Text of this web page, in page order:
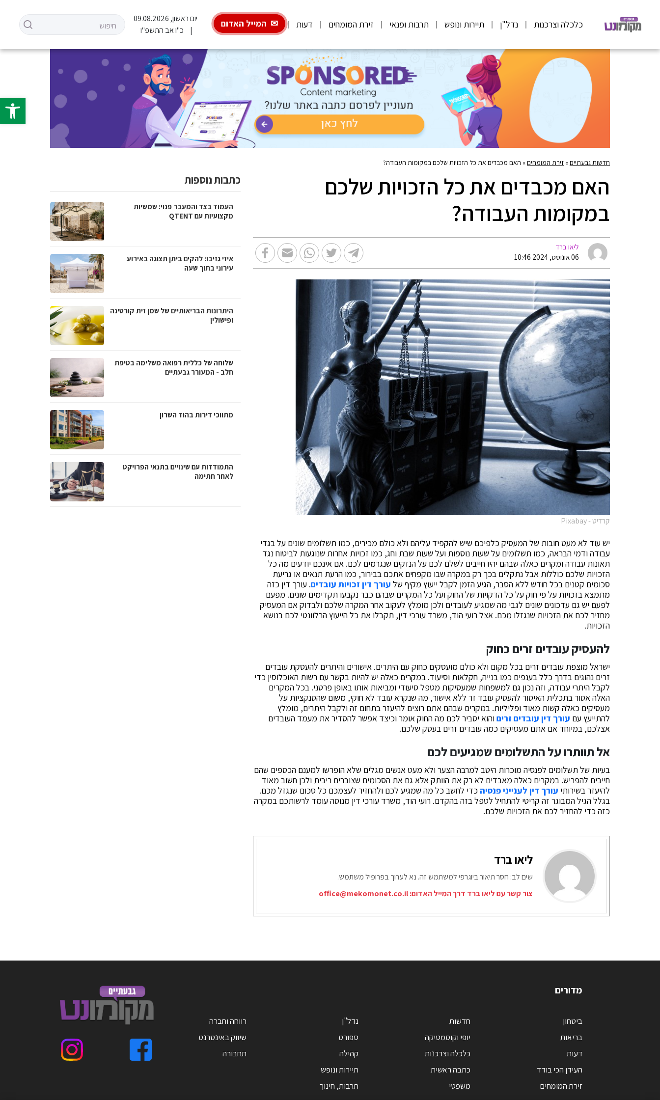
פתח
כלכלה וצרכנות נדל"ן תיירות ונופש תרבות ופנאי זירת המומחים דעות המייל האדום
יום ראשון, 09.08.2026
כ"ו אב התשפ"ו
חדשות גבעתיים» זירת המומחים» האם מכבדים את כל הזכויות שלכם במקומות העבודה?
האם מכבדים את כל הזכויות שלכם
במקומות העבודה?
ליאו ברד
06 אוגוסט, 2024 10:46
קרדיט - Pixabay
יש עוד לא מעט חובות של המעסיק כלפיכם שיש להקפיד עליהם ולא כולם מכירים, כמו תשלומים שונים על בגדי
עבודה ודמי הבראה, כמו תשלומים על שעות נוספות ועל שעות שבת וחג, כמו זכויות אחרות שנוגעות לביטוח נגד
תאונות עבודה ומקרים כאלה שבהם יהיו חייבים לשלם לכם על הנזקים שנגרמים לכם. אם אינכם יודעים מה כל
הזכויות שלכם כוללות אבל נתקלים בכך רק במקרה שבו מקפחים אתכם בבירור, כמו הרעת תנאים או גריעת
סכומים קטנים בכל חודש ללא הסבר, הגיע הזמן לקבל ייעוץ מקיף של עורך דין זכויות עובדים. עורך דין כזה
מתמצא בזכויות על פי חוק על כל הדקויות של החוק ועל כל המקרים שבהם כבר נקבעו תקדימים שונים. מפעם
לפעם יש גם עדכונים שונים לגבי מה שמגיע לעובדים ולכן מומלץ לעקוב אחר המקרה שלכם ולבדוק אם המעסיק
מחזיר לכם את הזכויות שנגזלו מכם. אצל רועי הוד, משרד עורכי דין, תקבלו את כל הייעוץ הרלוונטי לכם בנושא
הזכויות.
להעסיק עובדים זרים כחוק
ישראל מוצפת עובדים זרים בכל מקום ולא כולם מועסקים כחוק עם היתרים. אישורים והיתרים להעסקת עובדים
זרים נהוגים בדרך כלל בענפים כמו בנייה, חקלאות וסיעוד. במקרים כאלה יש להיות בקשר עם רשות האוכלוסין כדי
לקבל היתרי עבודה, וזה נכון גם למשפחות שמעסיקות מטפל סיעודי ומביאות אותו באופן פרטני. בכל המקרים
האלה אסור בתכלית האיסור להעסיק עובד זר ללא אישור, מה שנקרא עובד לא חוקי, משום שהסנקציות על
מעסיקים כאלה קשות מאוד ופליליות. במקרים שבהם אתם רוצים להיעזר בתחום זה ולקבל היתרים, מומלץ
להתייעץ עם עורך דין עובדים זריםוהוא יסביר לכם מה החוק אומר וכיצד אפשר להסדיר את מעמד העובדים
אצלכם, במיוחד אם אתם מעסיקים כמה עובדים זרים בעסק שלכם.
אל תוותרו על התשלומים שמגיעים לכם
בעיות של תשלומים לפנסיה מוכרות היטב למרבה הצער ולא מעט אנשים מגלים שלא הופרשו למענם הכספים שהם
חייבים להפריש. במקרים כאלה מאבדים לא רק את הוותק אלא גם את הסכומים שצוברים ריבית ולכן חשוב מאוד
להיעזר בשירותי עורך דין לענייני פנסיה כדי לחשב כל מה שמגיע לכם ולהחזיר לעצמכם כל סכום שנגזל מכם.
בגלל הגיל המבוגר זה קריטי להתחיל לטפל בזה בהקדם. רועי הוד, משרד עורכי דין מנוסה עומד לרשותכם במקרה
כזה כדי להחזיר לכם את הזכויות שלכם.
ליאו ברד
שים לב: חסר תיאור ביוגרפי למשתמש זה. נא לערוך בפרופיל משתמש.
צור קשר עם ליאו ברד דרך המייל האדום:office@mekomonet.co.il
כתבות נוספות
העמוד בצד והמעבר פנוי: שמשיות
מקצועיות עם QTENT
איזי גזיבו: להקים ביתן תצוגה באירוע
עירוני בתוך שעה
היתרונות הבריאותיים של שמן זית קורטינה
ופישולין
שלוחה של כללית רפואה משלימה בטיפת
חלב - המעורר גבעתיים
מתווכי דירות בהוד השרון
התמודדות עם שינויים בתנאי הפרויקט
לאחר חתימה
מדורים
ביטחון
בריאות
דעות
העידן הכי בודד
זירת המומחים
חדשות
יופי וקוסמטיקה
כלכלה וצרכנות
כתבה ראשית
משפטי
נדל"ן
ספורט
קהילה
תיירות ונופש
תרבות, חינוך
רווחה וחברה
שיווק באינטרנט
תחבורה